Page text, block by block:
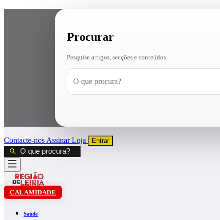
Procurar
Pesquise artigos, secções e conteúdos
Contacte-nos AssinarLoja Entrar
CALAMIDADE
Saúde